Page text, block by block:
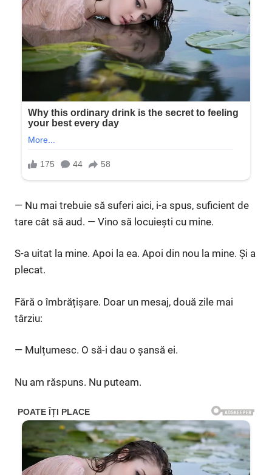
— Nu mai trebuie să suferi aici, i-a spus, suficient de
tare cât să aud. — Vino să locuiești cu mine.
S-a uitat la mine. Apoi la ea. Apoi din nou la mine. Și a
plecat.
Fără o îmbrățișare. Doar un mesaj, două zile mai
târziu:
— Mulțumesc. O să-i dau o șansă ei.
Nu am răspuns. Nu puteam.